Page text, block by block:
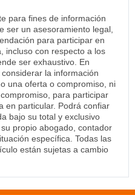
para fines de información
ser un asesoramiento legal,
para participar en
incluso con respecto a los
ser exhaustivo. En
la información
una oferta o compromiso, ni
para participar
en particular. Podrá confiar
bajo su total y exclusivo
propio abogado, contador
específica. Todas las
están sujetas a cambio